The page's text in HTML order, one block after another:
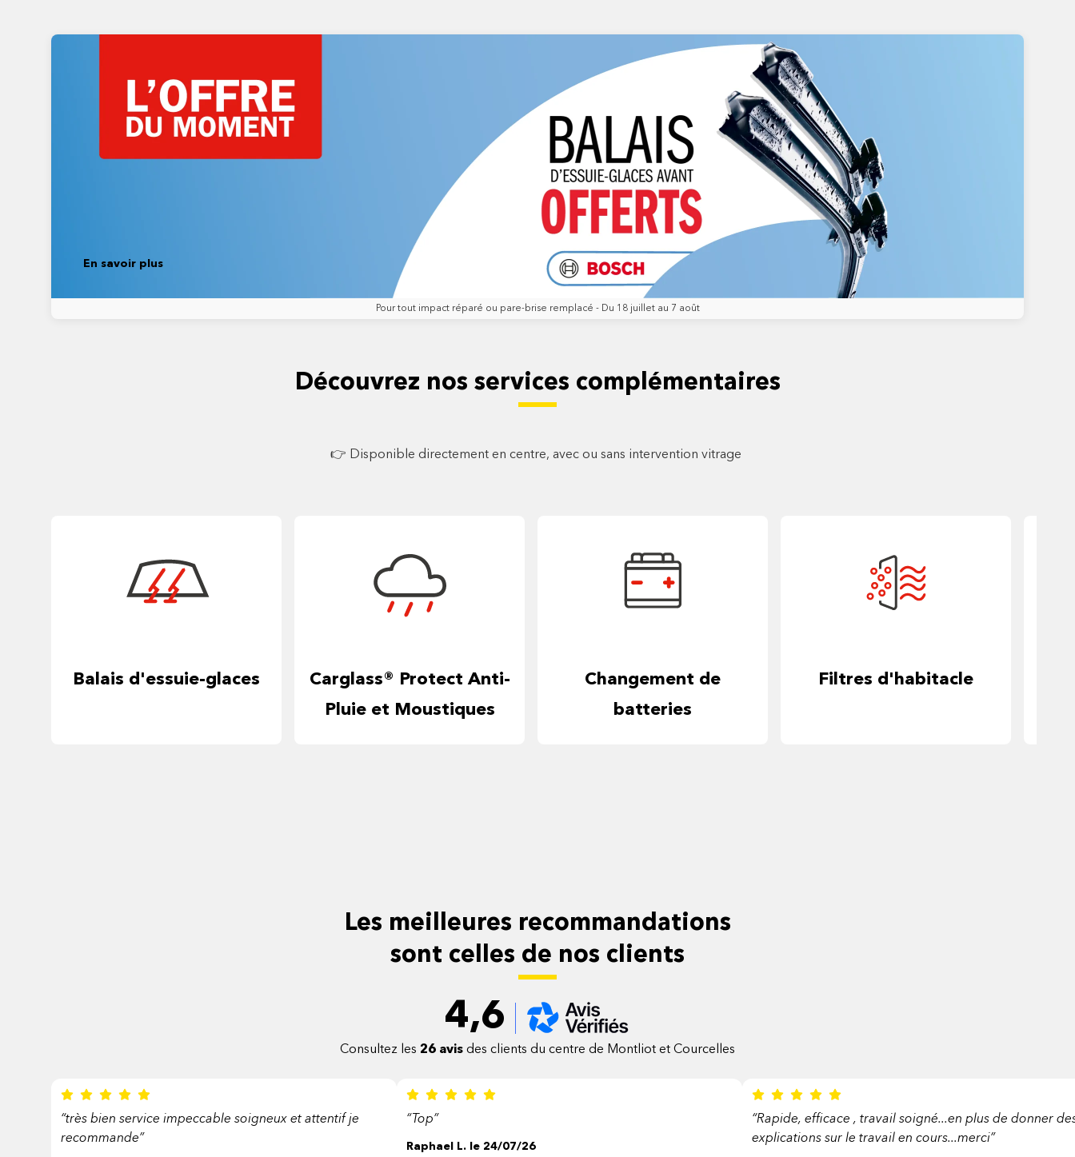
En savoir plus
Pour tout impact réparé ou pare-brise remplacé - Du 18 juillet au 7 août
Découvrez nos services complémentaires
👉 Disponible directement en centre, avec ou sans intervention vitrage
Balais d'essuie-glaces
Carglass® Protect Anti-
Pluie et Moustiques
Changement de
batteries
Filtres d'habitacle
Les meilleures recommandations
sont celles de nos clients
4,6
Consultez les 26 avis des clients du centre de Montliot et Courcelles
“très bien service impeccable soigneux et attentif je
recommande”
“Top”
Raphael L. le 24/07/26
“Rapide, efficace , travail soigné...en plus de donner
explications sur le travail en cours...merci”